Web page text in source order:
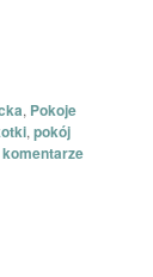
, Pokoje
,pokój
komentarze